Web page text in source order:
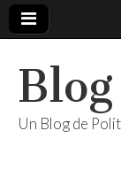
Un Blog de